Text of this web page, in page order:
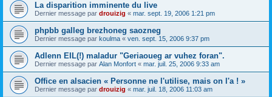
La disparition imminente du live
Dernier message par drouizig « mar. sept. 19, 2006 1:21 pm
phpbb galleg brezhoneg saozneg
Dernier message par koulma « ven. sept. 15, 2006 9:37 pm
Adlenn EIL(!) maladur "Geriaoueg ar vuhez foran".
Dernier message par Alan Monfort « mar. juil. 25, 2006 9:33 am
Office en alsacien « Personne ne l'utilise, mais on l'a ! »
Dernier message par drouizig « mar. juil. 18, 2006 11:03 am